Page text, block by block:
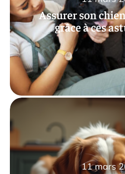
Assurer son
grâce à ces
11 mars